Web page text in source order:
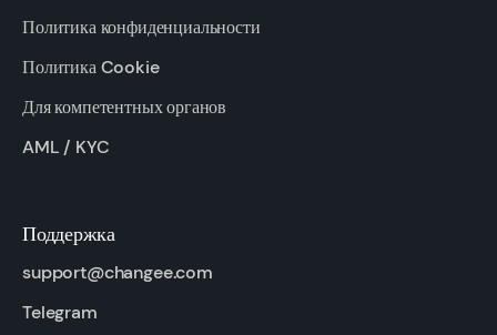
Политика конфиденциальности
Политика Cookie
Для компетентных органов
AML / KYC
Поддержка
support@changee.com
Telegram